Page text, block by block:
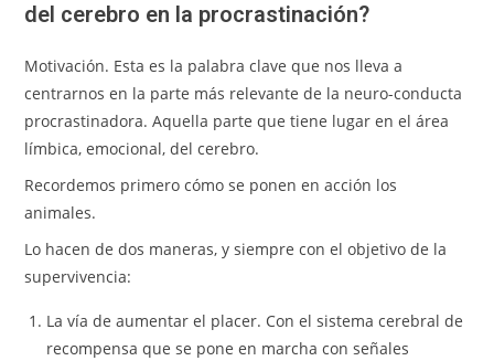
del cerebro en la procrastinación?
Motivación. Esta es la palabra clave que nos lleva a
centrarnos en la parte más relevante de la neuro-conducta
procrastinadora. Aquella parte que tiene lugar en el área
límbica, emocional, del cerebro.
Recordemos primero cómo se ponen en acción los
animales.
Lo hacen de dos maneras, y siempre con el objetivo de la
supervivencia:
La vía de aumentar el placer. Con el sistema cerebral de
recompensa que se pone en marcha con señales